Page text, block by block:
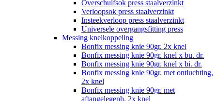
Overschuifsok press staalverzinkt
Verloopsok press staalverzinkt
Insteekverloop press staalverzinkt
Universele overgangsfitting press
Messing knelkoppeling
Bonfix messing knie 90gr. 2x knel
Bonfix messing knie 90gr. knel x bu. dr.
Bonfix messing knie 90gr. knel x bi. dr.
Bonfix messing knie 90gr. met ontluchting,
2x knel
Bonfix messing knie 90gr. met
aftapgelegenh. 2x knel